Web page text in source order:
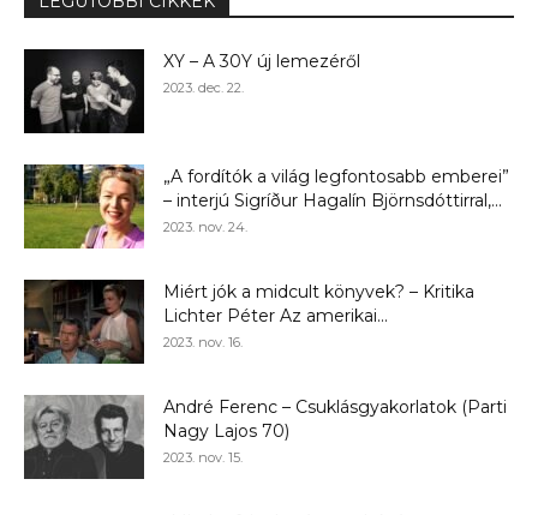
XY – A 30Y új lemezéről
2023. dec. 22.
„A fordítók a világ legfontosabb emberei”
– interjú Sigríður Hagalín Björnsdóttirral,...
2023. nov. 24.
Miért jók a midcult könyvek? – Kritika
Lichter Péter Az amerikai...
2023. nov. 16.
André Ferenc – Csuklásgyakorlatok (Parti
Nagy Lajos 70)
2023. nov. 15.